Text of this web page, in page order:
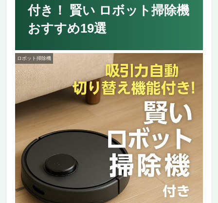
付き！ 賢い ロボット掃除機
おすすめ19選
ロボット掃除機